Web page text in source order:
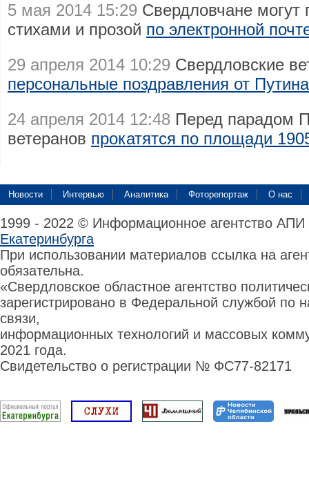
5 мая 2014 15:29 Свердловчане могут
стихами и прозой по электронной
29 апреля 2014 10:29 Свердловские
персональные поздравления от Путина
24 апреля 2014 12:48 Перед парадом
ветеранов прокатятся по площади
Новости Интервью Аналитика Фоторепортаж О нас
1999 - 2022 © Информационное агентство
Екатеринбурга
При использовании материалов ссылка на
обязательна.
«Свердловское областное агентство
зарегистрировано в Федеральной службой по
связи,
информационных технологий и массовых
2021 года.
Свидетельство о регистрации № ФС77-82171